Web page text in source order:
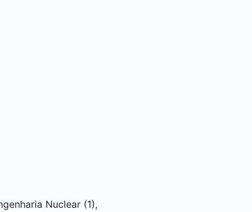
Nuclear (1),